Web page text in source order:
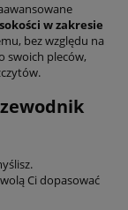
w zakresie
bez względu na
swoich pleców,
Ci dopasować